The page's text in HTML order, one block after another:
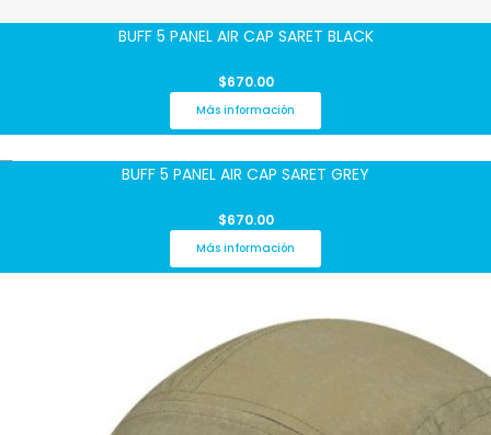
BUFF 5 PANEL AIR CAP SARET BLACK
$670.00
Más información
BUFF 5 PANEL AIR CAP SARET GREY
$670.00
Más información